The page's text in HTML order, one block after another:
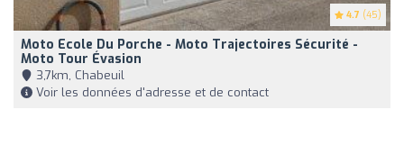
4.7 (45)
Moto Ecole Du Porche - Moto Trajectoires Sécurité -
Moto Tour Évasion
3,7km, Chabeuil
Voir les données d'adresse et de contact